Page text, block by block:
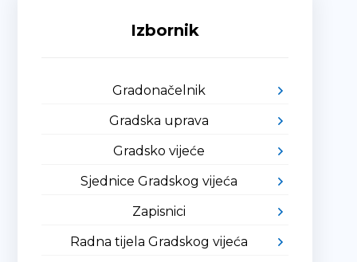
Izbornik
Gradonačelnik
Gradska uprava
Gradsko vijeće
Sjednice Gradskog vijeća
Zapisnici
Radna tijela Gradskog vijeća